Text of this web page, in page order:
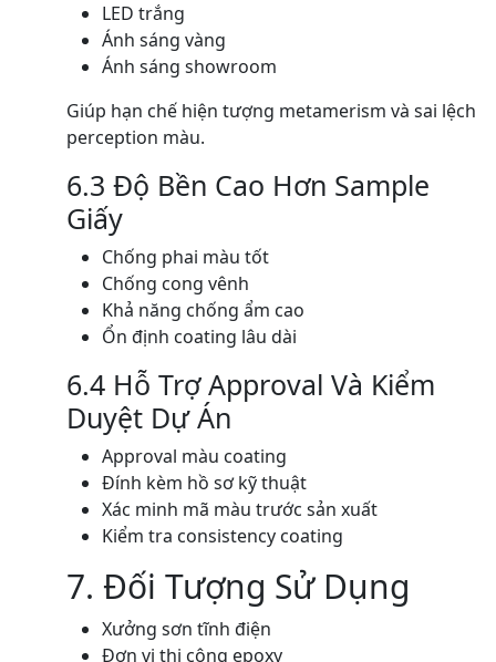
LED trắng
Ánh sáng vàng
Ánh sáng showroom
Giúp hạn chế hiện tượng metamerism và sai lệch
perception màu.
6.3 Độ Bền Cao Hơn Sample
Giấy
Chống phai màu tốt
Chống cong vênh
Khả năng chống ẩm cao
Ổn định coating lâu dài
6.4 Hỗ Trợ Approval Và Kiểm
Duyệt Dự Án
Approval màu coating
Đính kèm hồ sơ kỹ thuật
Xác minh mã màu trước sản xuất
Kiểm tra consistency coating
7. Đối Tượng Sử Dụng
Xưởng sơn tĩnh điện
Đơn vị thi công epoxy